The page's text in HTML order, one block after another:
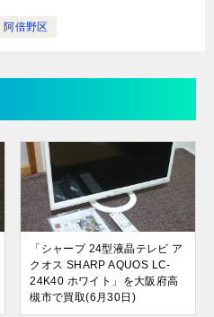
阿倍野区
「シャープ 24型液晶テレビ ア
クオス SHARP AQUOS LC-
24K40 ホワイト」を大阪府高
槻市で買取(6月30日)